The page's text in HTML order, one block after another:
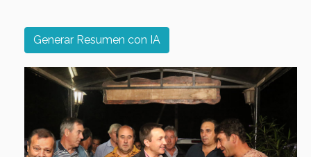
Generar Resumen con IA